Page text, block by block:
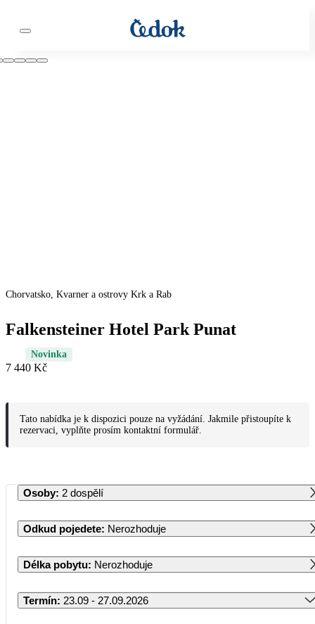
Chorvatsko, Kvarner a ostrovy Krk a Rab
Falkensteiner Hotel Park Punat
Novinka
7 440 Kč
Tato nabídka je k dispozici pouze na vyžádání. Jakmile přistoupíte k
rezervaci, vyplňte prosím kontaktní formulář.
Osoby: 2 dospělí
Odkud pojedete: Nerozhoduje
Délka pobytu: Nerozhoduje
Termín: 23.09 - 27.09.2026